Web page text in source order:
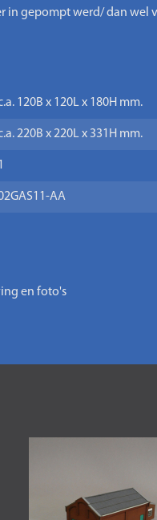
in gepompt werd/ dan wel
120B x 120L x 180H mm.
220B x 220L x 331H mm.
AA
en foto's